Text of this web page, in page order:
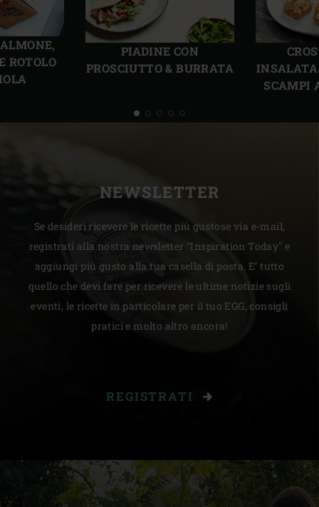
ROTOLO
PIADINE CON
PROSCIUTTO & BURRATA
INSALATA
SCAMPI
Precedente
NEWSLETTER
Se desideri ricevere le ricette più gustose via e-mail,
registrati alla nostra newsletter "Inspiration Today" e
aggiungi più gusto alla tua casella di posta. E’ tutto
quello che devi fare per ricevere le ultime notizie sugli
eventi, le ricette in particolare per il tuo EGG, consigli
pratici e molto altro ancora!
REGISTRATI